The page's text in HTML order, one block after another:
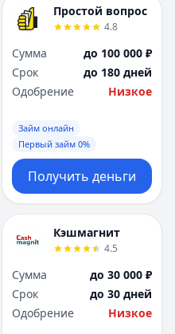
Простой вопрос
4.8
Сумма
до 100 000 ₽
Срок
до 180 дней
Одобрение
Низкое
Займ онлайн
Первый займ 0%
Получить деньги
Кэшмагнит
4.5
Сумма
до 30 000 ₽
Срок
до 30 дней
Одобрение
Низкое